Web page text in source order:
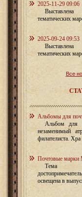
2025-11-29 09:06
тематических
2025-09-24 09:53
тематических
Все
Альбомы для
Альбом для
незаменимый
филателиста. Хра
Почтовые марки
Тема
освещена в